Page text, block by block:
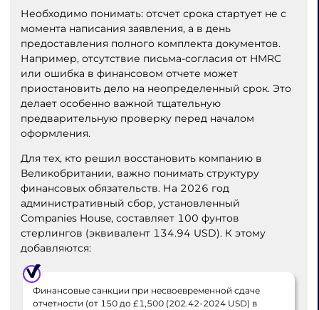
Необходимо понимать: отсчет срока стартует не с
момента написания заявления, а в день
предоставления полного комплекта документов.
Например, отсутствие письма-согласия от HMRC
или ошибка в финансовом отчете может
приостановить дело на неопределенный срок. Это
делает особенно важной тщательную
предварительную проверку перед началом
оформления.
Для тех, кто решил восстановить компанию в
Великобритании, важно понимать структуру
финансовых обязательств. На 2026 год
административный сбор, установленный
Companies House, составляет 100 фунтов
стерлингов (эквивалент 134.94 USD). К этому
добавляются:
Финансовые санкции при несвоевременной сдаче
отчетности (от 150 до £1,500 (202.42-2024 USD) в